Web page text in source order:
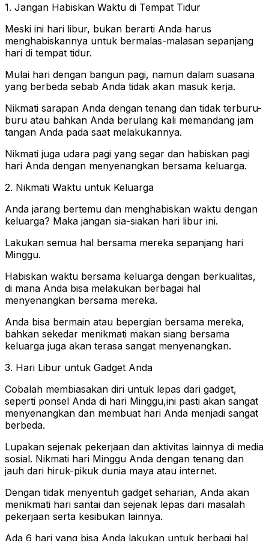
1. Jangan Habiskan Waktu di Tempat Tidur
Meski ini hari libur, bukan berarti Anda harus
menghabiskannya untuk bermalas-malasan sepanjang
hari di tempat tidur.
Mulai hari dengan bangun pagi, namun dalam suasana
yang berbeda sebab Anda tidak akan masuk kerja.
Nikmati sarapan Anda dengan tenang dan tidak terburu-
buru atau bahkan Anda berulang kali memandang jam
tangan Anda pada saat melakukannya.
Nikmati juga udara pagi yang segar dan habiskan pagi
hari Anda dengan menyenangkan bersama keluarga.
2. Nikmati Waktu untuk Keluarga
Anda jarang bertemu dan menghabiskan waktu dengan
keluarga? Maka jangan sia-siakan hari libur ini.
Lakukan semua hal bersama mereka sepanjang hari
Minggu.
Habiskan waktu bersama keluarga dengan berkualitas,
di mana Anda bisa melakukan berbagai hal
menyenangkan bersama mereka.
Anda bisa bermain atau bepergian bersama mereka,
bahkan sekedar menikmati makan siang bersama
keluarga juga akan terasa sangat menyenangkan.
3. Hari Libur untuk Gadget Anda
Cobalah membiasakan diri untuk lepas dari gadget,
seperti ponsel Anda di hari Minggu,ini pasti akan sangat
menyenangkan dan membuat hari Anda menjadi sangat
berbeda.
Lupakan sejenak pekerjaan dan aktivitas lainnya di media
sosial. Nikmati hari Minggu Anda dengan tenang dan
jauh dari hiruk-pikuk dunia maya atau internet.
Dengan tidak menyentuh gadget seharian, Anda akan
menikmati hari santai dan sejenak lepas dari masalah
pekerjaan serta kesibukan lainnya.
Ada 6 hari yang bisa Anda lakukan untuk berbagi hal